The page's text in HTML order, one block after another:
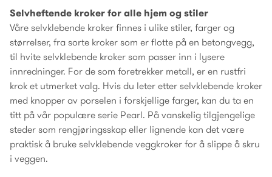
Selvheftende kroker for alle hjem og stiler
Våre selvklebende kroker finnes i ulike stiler, farger og
størrelser, fra sorte kroker som er flotte på en betongvegg,
til hvite selvklebende kroker som passer inn i lysere
innredninger. For de som foretrekker metall, er en rustfri
krok et utmerket valg. Hvis du leter etter selvklebende kroker
med knopper av porselen i forskjellige farger, kan du ta en
titt på vår populære serie Pearl. På vanskelig tilgjengelige
steder som rengjøringsskap eller lignende kan det være
praktisk å bruke selvklebende veggkroker for å slippe å skru
i veggen.